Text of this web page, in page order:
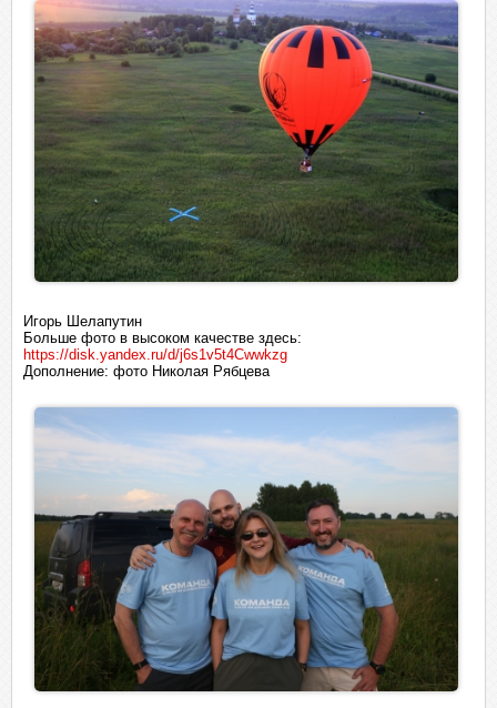
Игорь Шелапутин
Больше фото в высоком качестве здесь:
https://disk.yandex.ru/d/j6s1v5t4Cwwkzg
Дополнение: фото Николая Рябцева